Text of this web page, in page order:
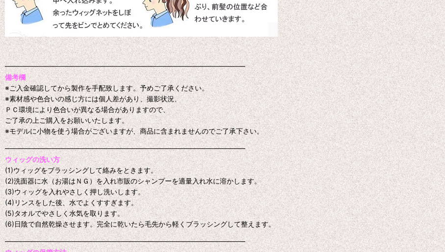
━━━━━━━━━━━━━━━━━━━━━━━━━━━━━━━━━━━
備考欄
※ご入金確認してから製作を手配致します。予めご了承ください。
※素材感や色合いの感じ方には個人差があり、撮影状況、
ＰＣ環境により色合いが異なる場合がありますので、
ご了承の上ご購入をお願いいたします。
※モデルに小物を使う場合がございますが、商品に含まれませんのでご了承下さい。
━━━━━━━━━━━━━━━━━━━━━━━━━━━━━━━━━━━
ウィッグの洗い方
(1)ウィッグをブラッシングして絡みをときます。
(2)洗面器に水（お湯はＮＧ）を入れ市販のシャンプーを適量入れ水に溶かします。
(3)ウィッグを入れやさしく押し洗いします。
(4)リンスをした後、水でよくすすぎます。
(5)タオルでやさしく水気を取ります。
(6)日陰で自然乾燥させます。完全に乾いたら毛先から軽くブラッシングして整えます。
━━━━━━━━━━━━━━━━━━━━━━━━━━━━━━━━━━━